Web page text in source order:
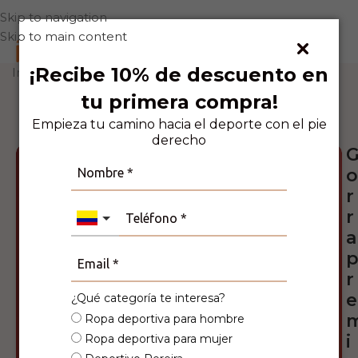
¡Recibe 10% de descuento en
tu primera compra!
Empieza tu camino hacia el deporte con el pie
derecho
¿Qué categoría te interesa?
Ropa deportiva para hombre
Ropa deportiva para mujer
Skip to navigation
Skip to main content
0
Inicio Accesorios Gorras
Personas viendo este producto ahora
mismo!
o
r
r
a
p
r
e
i